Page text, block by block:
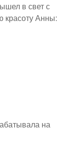
в свет с
красоту Анны:
на